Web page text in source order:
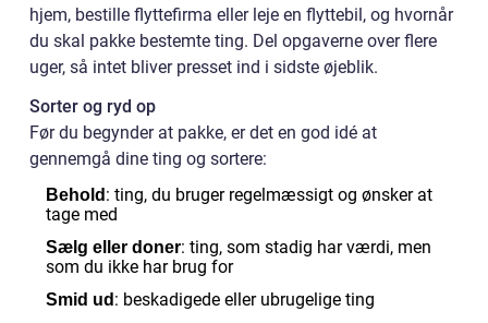
hjem, bestille flyttefirma eller leje en flyttebil, og hvornår
du skal pakke bestemte ting. Del opgaverne over flere
uger, så intet bliver presset ind i sidste øjeblik.
Sorter og ryd op
Før du begynder at pakke, er det en god idé at
gennemgå dine ting og sortere:
Behold : ting, du bruger regelmæssigt og ønsker at
tage med
Sælg eller doner: ting, som stadig har værdi, men
som du ikke har brug for
Smid ud : beskadigede eller ubrugelige ting